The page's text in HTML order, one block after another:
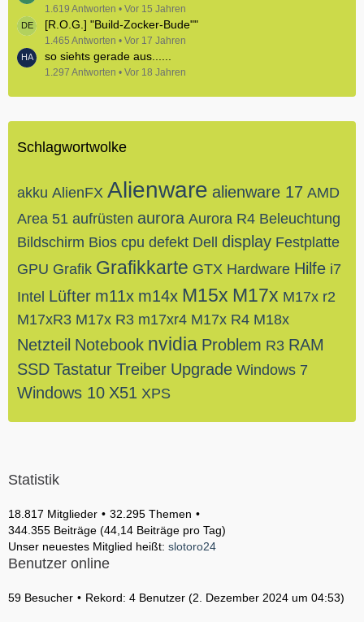
1.619 Antworten Vor 15 Jahren
[R.O.G.] "Build-Zocker-Bude""
1.465 Antworten Vor 17 Jahren
so siehts gerade aus......
1.297 Antworten Vor 18 Jahren
Schlagwortwolke
akku AlienFX Alienware alienware 17 AMD
Area 51 aufrüsten aurora Aurora R4 Beleuchtung
Bildschirm Bios cpu defekt Dell display Festplatte
GPU Grafik Grafikkarte GTX Hardware Hilfe i7
Intel Lüfter m11x m14x M15x M17x M17x r2
M17xR3 M17x R3 m17xr4 M17x R4 M18x
Netzteil Notebook nvidia Problem R3 RAM
SSD Tastatur Treiber Upgrade Windows 7
Windows 10 X51 XPS
Statistik
18.817 Mitglieder
32.295 Themen
344.355 Beiträge (44,14 Beiträge pro Tag)
Unser neuestes Mitglied heißt: slotoro24
Benutzer online
59 Besucher Rekord: 4 Benutzer (2. Dezember 2024 um 04:53)